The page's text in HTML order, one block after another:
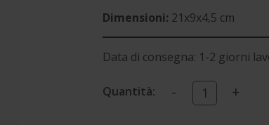
Dimensioni: 21x9x4,5 cm
Data di consegna: 1-2 giorni
Quantità: - +